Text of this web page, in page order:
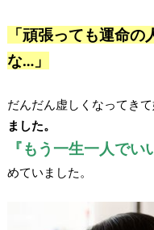
「頑張っても運命
な…」
だんだん虚しくなってき
ました。
『もう一生一人でい
めていました。